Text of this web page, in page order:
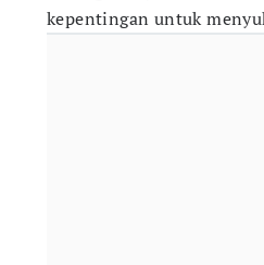
kepentingan untuk